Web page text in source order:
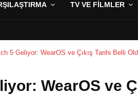
TV VE FILMLER
5 Geliyor: WearOS ve Çıkış Tarihi Belli
WearOS ve